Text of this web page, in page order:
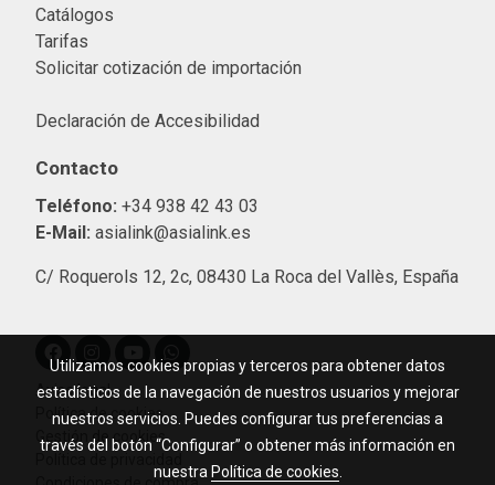
Catálogos
Tarifas
Solicitar cotización de importación
Declaración de Accesibilidad
Contacto
Teléfono: +34 938 42 43 03
E-Mail: asialink@asialink.es
C/ Roquerols 12, 2c, 08430 La Roca del Vallès, España
Aviso legal
Política de cookies
Gestión de cookies
Utilizamos cookies propias y terceros para obtener datos
estadísticos de la navegación de nuestros usuarios y mejorar
nuestros servicios. Puedes configurar tus preferencias a
través del botón “Configurar” o obtener más información en
nuestra Política de cookies